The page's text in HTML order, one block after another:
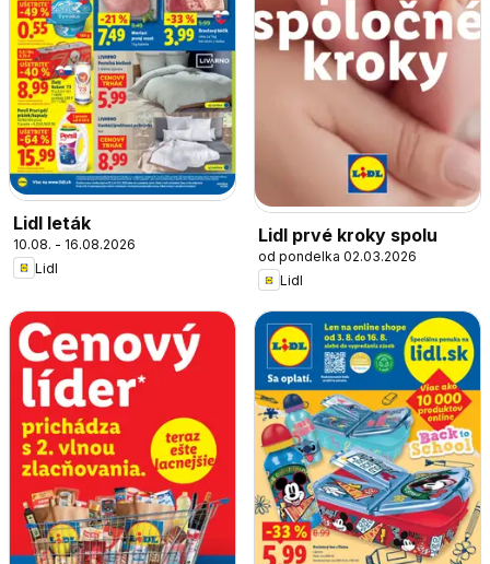
Lidl leták
10.08. - 16.08.2026
Lidl
Lidl prvé kroky spolu
od pondelka 02.03.2026
Lidl